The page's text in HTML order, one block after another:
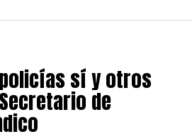
sí y otros
de